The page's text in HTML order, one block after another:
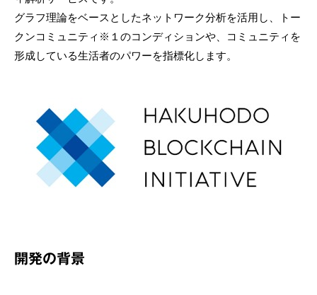
グラフ理論をベースとしたネットワーク分析を活用し、トー
クンコミュニティ※１のコンディションや、コミュニティを
形成している生活者のパワーを指標化します。
開発の背景